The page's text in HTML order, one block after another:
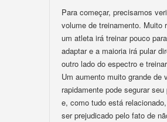
Para começar, precisamos
volume de treinamento. Muito
um atleta irá treinar pouco
adaptar e a maioria irá pular
outro lado do espectro e
Um aumento muito grande de
rapidamente pode segurar seu
e, como tudo está
ser prejudicado pelo fato de